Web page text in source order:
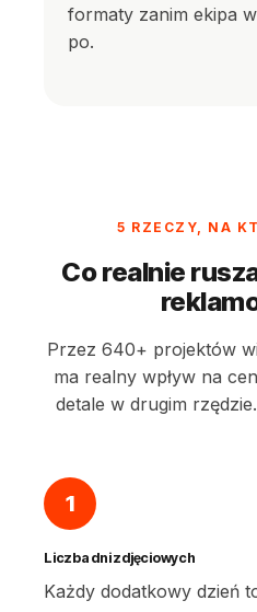
formaty zanim ekipa
po.
5 RZECZY, NA
Co realnie
Przez 640+ projektów
ma realny wpływ na
detale w drugim
1
Liczba dni zdjęciowych
Każdy dodatkowy dzień